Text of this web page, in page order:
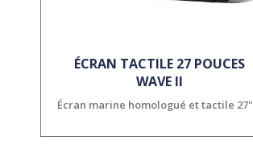
ÉCRAN TACTILE 27 POUCES
WAVE II
Écran marine homologué et tactile 27"